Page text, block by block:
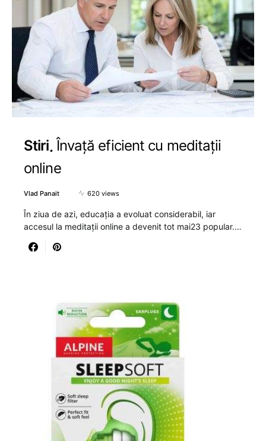
Stiri Învață eficient cu meditații
online
Vlad Panait 620 views
În ziua de azi, educația a evoluat considerabil, iar
accesul la meditații online a devenit tot mai23 popular.…